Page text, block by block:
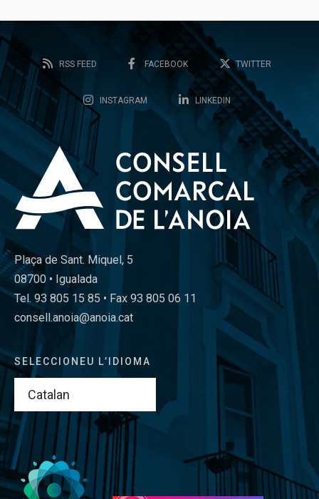
RSS FEED FACEBOOK TWITTER
INSTAGRAM LINKEDIN
Plaça de Sant. Miquel, 5
08700 • Igualada
Tel. 93 805 15 85 • Fax 93 805 06 11
consell.anoia@anoia.cat
SELECCIONEU L’IDIOMA